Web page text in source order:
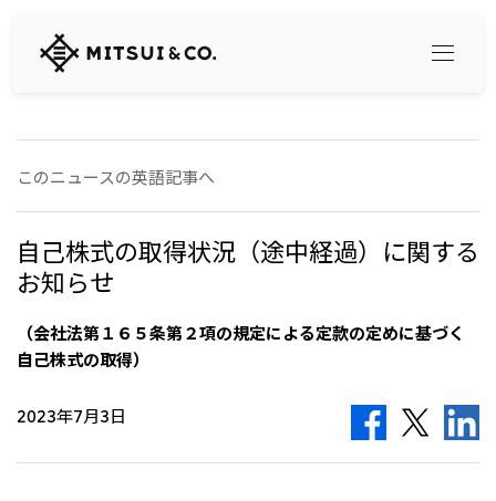
三
井
式
会
社
トップ
ソーシャルメディア公式アカウント一覧​
コンテンツ一覧
会社情報
三井物産について
会社概要
リリース
このニュースの英語記事へ
自己株式の取得状況（途中経過）に関する
お知らせ
（会社法第１６５条第２項の規定による定款の定めに基づく
自己株式の取得）
2023年7月3日